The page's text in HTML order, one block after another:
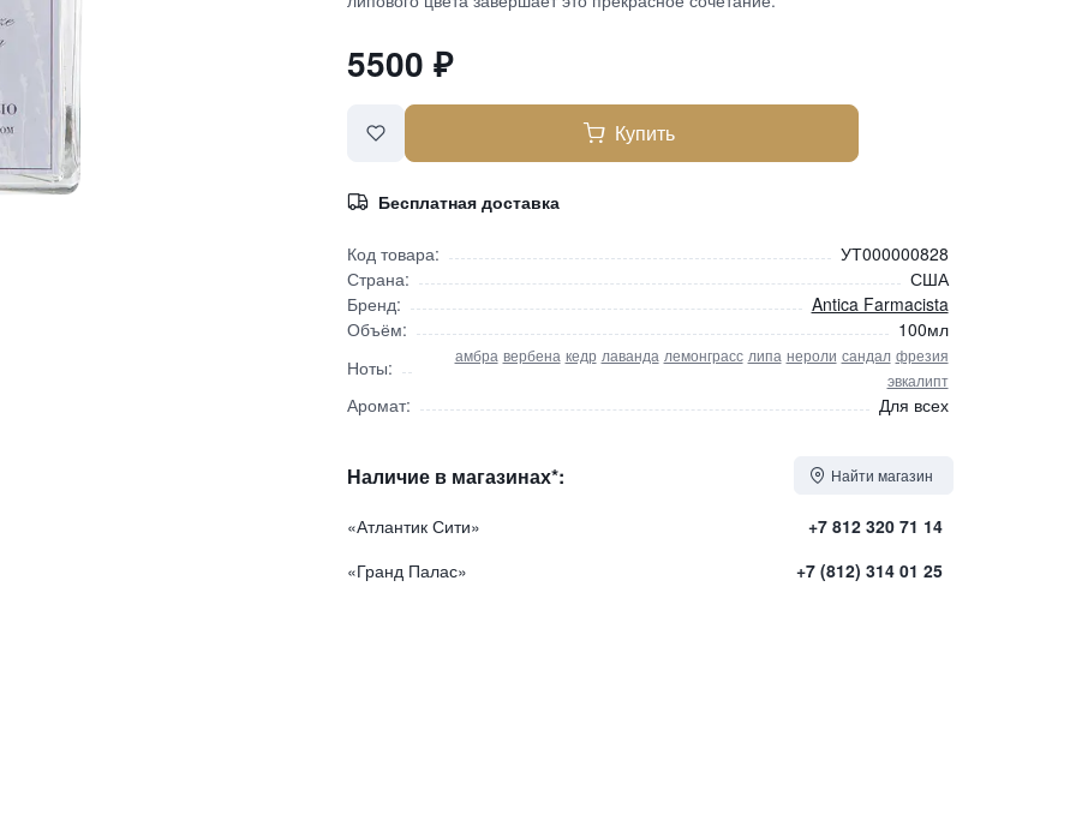
5500 ₽
Купить
Бесплатная доставка
Код товара:
УТ000000828
Страна:
США
Бренд:
Antica Farmacista
Объём:
100мл
Ноты:
амбра вербена кедр лаванда лемонграсс липа нероли сандал фрезия
эвкалипт
Аромат: Для всех
Наличие в магазинах*: Найти магазин
«Атлантик Сити»
+7 812 320 71 14
«Гранд Палас»
+7 (812) 314 01 25